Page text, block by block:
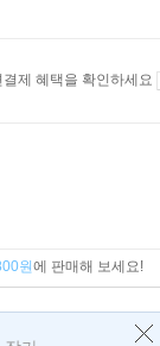
결제 혜택을 확인하세요
원에 판매해 보세요!